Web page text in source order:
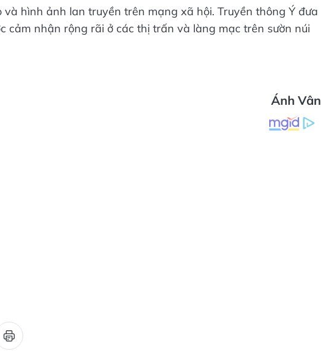
và hình ảnh lan truyền trên mạng xã hội. Truyền thông Ý đưa
cảm nhận rộng rãi ở các thị trấn và làng mạc trên sườn núi
Ánh Vân